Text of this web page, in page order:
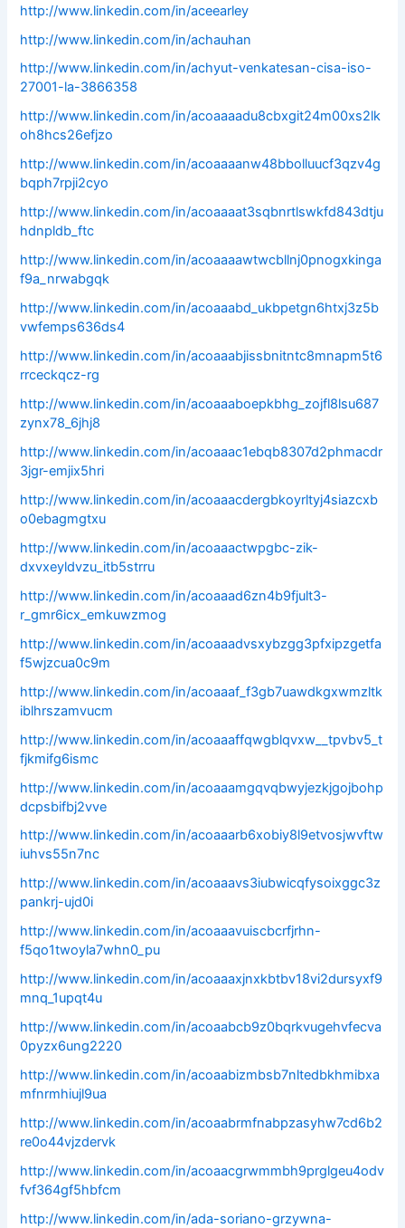
http://www.linkedin.com/in/aceearley
http://www.linkedin.com/in/achauhan
http://www.linkedin.com/in/achyut-venkatesan-cisa-iso-
27001-la-3866358
http://www.linkedin.com/in/acoaaaadu8cbxgit24m00xs2lk
oh8hcs26efjzo
http://www.linkedin.com/in/acoaaaanw48bbolluucf3qzv4g
bqph7rpji2cyo
http://www.linkedin.com/in/acoaaaat3sqbnrtlswkfd843dtju
hdnpldb_ftc
http://www.linkedin.com/in/acoaaaawtwcbllnj0pnogxkinga
f9a_nrwabgqk
http://www.linkedin.com/in/acoaaabd_ukbpetgn6htxj3z5b
vwfemps636ds4
http://www.linkedin.com/in/acoaaabjissbnitntc8mnapm5t6
rrceckqcz-rg
http://www.linkedin.com/in/acoaaaboepkbhg_zojfl8lsu687
zynx78_6jhj8
http://www.linkedin.com/in/acoaaac1ebqb8307d2phmacdr
3jgr-emjix5hri
http://www.linkedin.com/in/acoaaacdergbkoyrltyj4siazcxb
o0ebagmgtxu
http://www.linkedin.com/in/acoaaactwpgbc-zik-
dxvxeyldvzu_itb5strru
http://www.linkedin.com/in/acoaaad6zn4b9fjult3-
r_gmr6icx_emkuwzmog
http://www.linkedin.com/in/acoaaadvsxybzgg3pfxipzgetfa
f5wjzcua0c9m
http://www.linkedin.com/in/acoaaaf_f3gb7uawdkgxwmzltk
iblhrszamvucm
http://www.linkedin.com/in/acoaaaffqwgblqvxw__tpvbv5_t
fjkmifg6ismc
http://www.linkedin.com/in/acoaaamgqvqbwyjezkjgojbohp
dcpsbifbj2vve
http://www.linkedin.com/in/acoaaarb6xobiy8l9etvosjwvftw
iuhvs55n7nc
http://www.linkedin.com/in/acoaaavs3iubwicqfysoixggc3z
pankrj-ujd0i
http://www.linkedin.com/in/acoaaavuiscbcrfjrhn-
f5qo1twoyla7whn0_pu
http://www.linkedin.com/in/acoaaaxjnxkbtbv18vi2dursyxf9
mnq_1upqt4u
http://www.linkedin.com/in/acoaabcb9z0bqrkvugehvfecva
0pyzx6ung2220
http://www.linkedin.com/in/acoaabizmbsb7nltedbkhmibxa
mfnrmhiujl9ua
http://www.linkedin.com/in/acoaabrmfnabpzasyhw7cd6b2
re0o44vjzdervk
http://www.linkedin.com/in/acoaacgrwmmbh9prglgeu4odv
fvf364gf5hbfcm
http://www.linkedin.com/in/ada-soriano-grzywna-